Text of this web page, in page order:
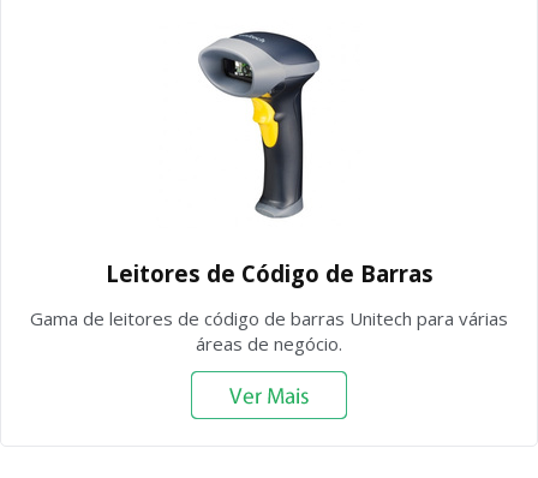
Leitores de Código de Barras
Gama de leitores de código de barras Unitech para várias
áreas de negócio.